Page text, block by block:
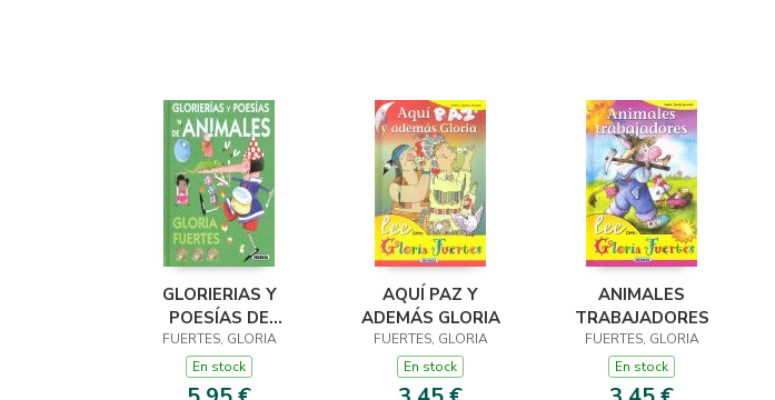
GLORIERIAS Y
POESÍAS DE
ANIMALES DE
GLORIA FUERTES
FUERTES, GLORIA
En stock
AQUÍ PAZ Y
ADEMÁS GLORIA
FUERTES, GLORIA
En stock
ANIMALES
TRABAJADORES
FUERTES, GLORIA
En stock